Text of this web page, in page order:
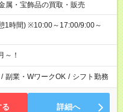
・宝飾品の買取・販売
時間) ※10:00～17:00/9:00～
！
/ 副業・WワークOK / シフト勤務
る 詳細へ